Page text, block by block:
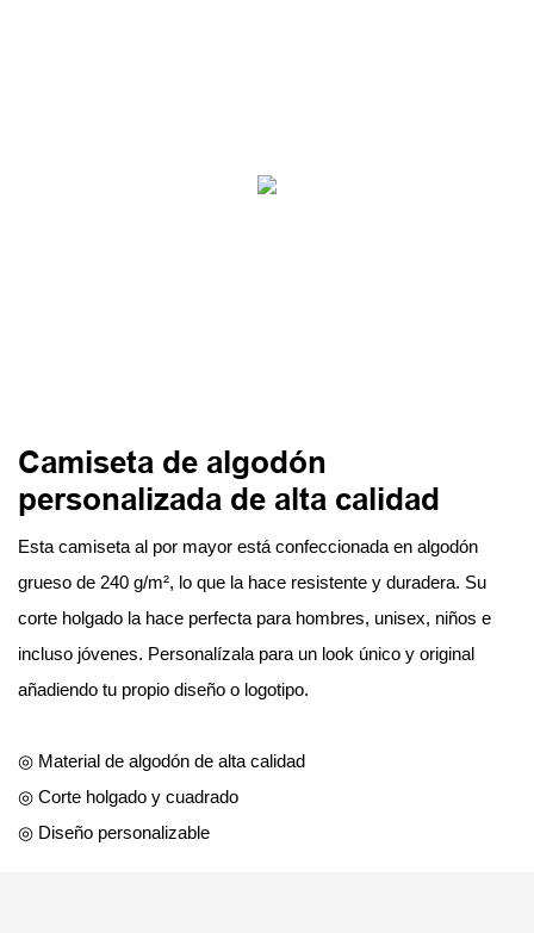
Camiseta de algodón
personalizada de alta calidad
Esta camiseta al por mayor está confeccionada en algodón
grueso de 240 g/m², lo que la hace resistente y duradera. Su
corte holgado la hace perfecta para hombres, unisex, niños e
incluso jóvenes. Personalízala para un look único y original
añadiendo tu propio diseño o logotipo.
◎ Material de algodón de alta calidad
◎ Corte holgado y cuadrado
◎ Diseño personalizable